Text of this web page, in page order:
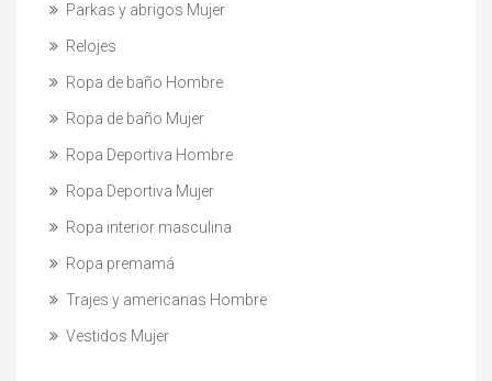
Parkas y abrigos Mujer
Relojes
Ropa de baño Hombre
Ropa de baño Mujer
Ropa Deportiva Hombre
Ropa Deportiva Mujer
Ropa interior masculina
Ropa premamá
Trajes y americanas Hombre
Vestidos Mujer